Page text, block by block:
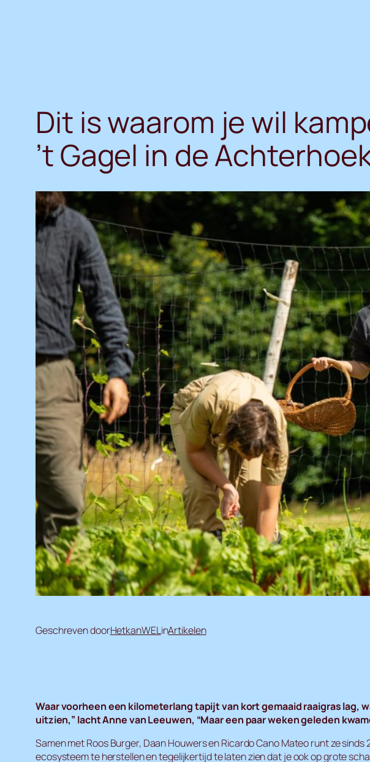
Dit is waarom je wil
’t Gagel in de
Geschreven doorHetkanWELinArtikelen
Waar voorheen een kilometerlang tapijt van kort gemaaid raaigras lag,
uitzien,” lacht Anne van Leeuwen, “Maar een paar weken geleden
Samen met Roos Burger, Daan Houwers en Ricardo Cano Mateo runt ze
ecosysteem te herstellen en tegelijkertijd te laten zien dat je ook op grote